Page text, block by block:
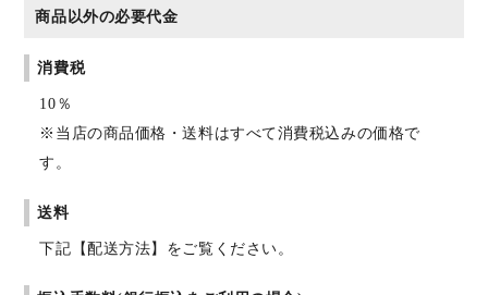
商品以外の必要代金
消費税
10％
※当店の商品価格・送料はすべて消費税込みの価格で
す。
送料
下記【配送方法】をご覧ください。